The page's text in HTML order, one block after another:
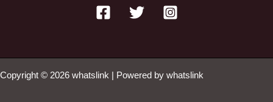
Copyright © 2026 whatslink | Powered by whatslink